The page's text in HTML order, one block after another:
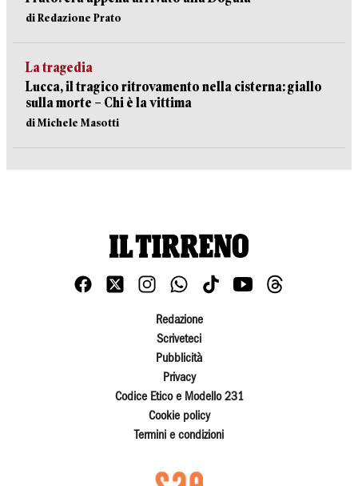
di Redazione Prato
La tragedia
Lucca, il tragico ritrovamento nella cisterna: giallo
sulla morte – Chi è la vittima
di Michele Masotti
Redazione
Scriveteci
Pubblicità
Privacy
Codice Etico e Modello 231
Cookie policy
Termini e condizioni